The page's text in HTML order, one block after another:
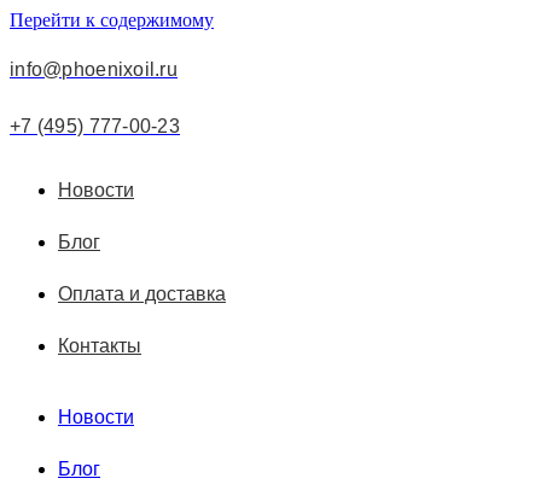
Перейти к содержимому
info@phoenixoil.ru
+7 (495) 777-00-23
Новости
Блог
Оплата и доставка
Контакты
Новости
Блог